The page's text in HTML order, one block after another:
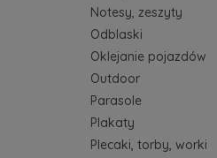
Notesy, zeszyty
Odblaski
Oklejanie pojazdów
Outdoor
Parasole
Plakaty
Plecaki, torby, worki